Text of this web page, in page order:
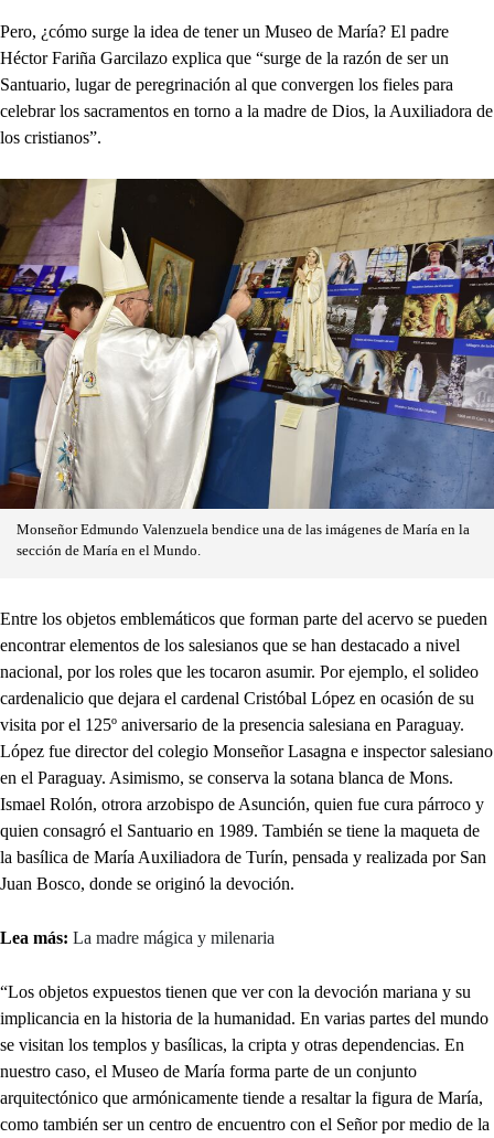
Pero, ¿cómo surge la idea de tener un Museo de María? El padre
Héctor Fariña Garcilazo explica que “surge de la razón de ser un
Santuario, lugar de peregrinación al que convergen los fieles para
celebrar los sacramentos en torno a la madre de Dios, la Auxiliadora de
los cristianos”.
Monseñor Edmundo Valenzuela bendice una de las imágenes de María en la
sección de María en el Mundo.
Entre los objetos emblemáticos que forman parte del acervo se pueden
encontrar elementos de los salesianos que se han destacado a nivel
nacional, por los roles que les tocaron asumir. Por ejemplo, el solideo
cardenalicio que dejara el cardenal Cristóbal López en ocasión de su
visita por el 125º aniversario de la presencia salesiana en Paraguay.
López fue director del colegio Monseñor Lasagna e inspector salesiano
en el Paraguay. Asimismo, se conserva la sotana blanca de Mons.
Ismael Rolón, otrora arzobispo de Asunción, quien fue cura párroco y
quien consagró el Santuario en 1989. También se tiene la maqueta de
la basílica de María Auxiliadora de Turín, pensada y realizada por San
Juan Bosco, donde se originó la devoción.
Lea más: La madre mágica y milenaria
“Los objetos expuestos tienen que ver con la devoción mariana y su
implicancia en la historia de la humanidad. En varias partes del mundo
se visitan los templos y basílicas, la cripta y otras dependencias. En
nuestro caso, el Museo de María forma parte de un conjunto
arquitectónico que armónicamente tiende a resaltar la figura de María,
como también ser un centro de encuentro con el Señor por medio de la